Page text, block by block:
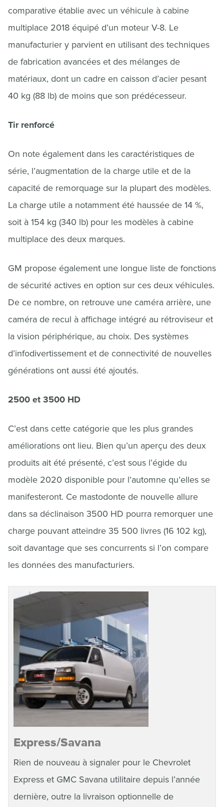
comparative établie avec un véhicule à cabine
multiplace 2018 équipé d’un moteur V-8. Le
manufacturier y parvient en utilisant des techniques
de fabrication avancées et des mélanges de
matériaux, dont un cadre en caisson d’acier pesant
40 kg (88 lb) de moins que son prédécesseur.
Tir renforcé
On note également dans les caractéristiques de
série, l’augmentation de la charge utile et de la
capacité de remorquage sur la plupart des modèles.
La charge utile a notamment été haussée de 14 %,
soit à 154 kg (340 lb) pour les modèles à cabine
multiplace des deux marques.
GM propose également une longue liste de fonctions
de sécurité actives en option sur ces deux véhicules.
De ce nombre, on retrouve une caméra arrière, une
caméra de recul à affichage intégré au rétroviseur et
la vision périphérique, au choix. Des systèmes
d’infodivertissement et de connectivité de nouvelles
générations ont aussi été ajoutés.
2500 et 3500 HD
C’est dans cette catégorie que les plus grandes
améliorations ont lieu. Bien qu’un aperçu des deux
produits ait été présenté, c’est sous l’égide du
modèle 2020 disponible pour l’automne qu’elles se
manifesteront. Ce mastodonte de nouvelle allure
dans sa déclinaison 3500 HD pourra remorquer une
charge pouvant atteindre 35 500 livres (16 102 kg),
soit davantage que ses concurrents si l’on compare
les données des manufacturiers.
Express/Savana
Rien de nouveau à signaler pour le Chevrolet
Express et GMC Savana utilitaire depuis l’année
dernière, outre la livraison optionnelle de